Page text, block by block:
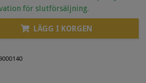
för slutförsäljning.
LÄGG I KORGEN